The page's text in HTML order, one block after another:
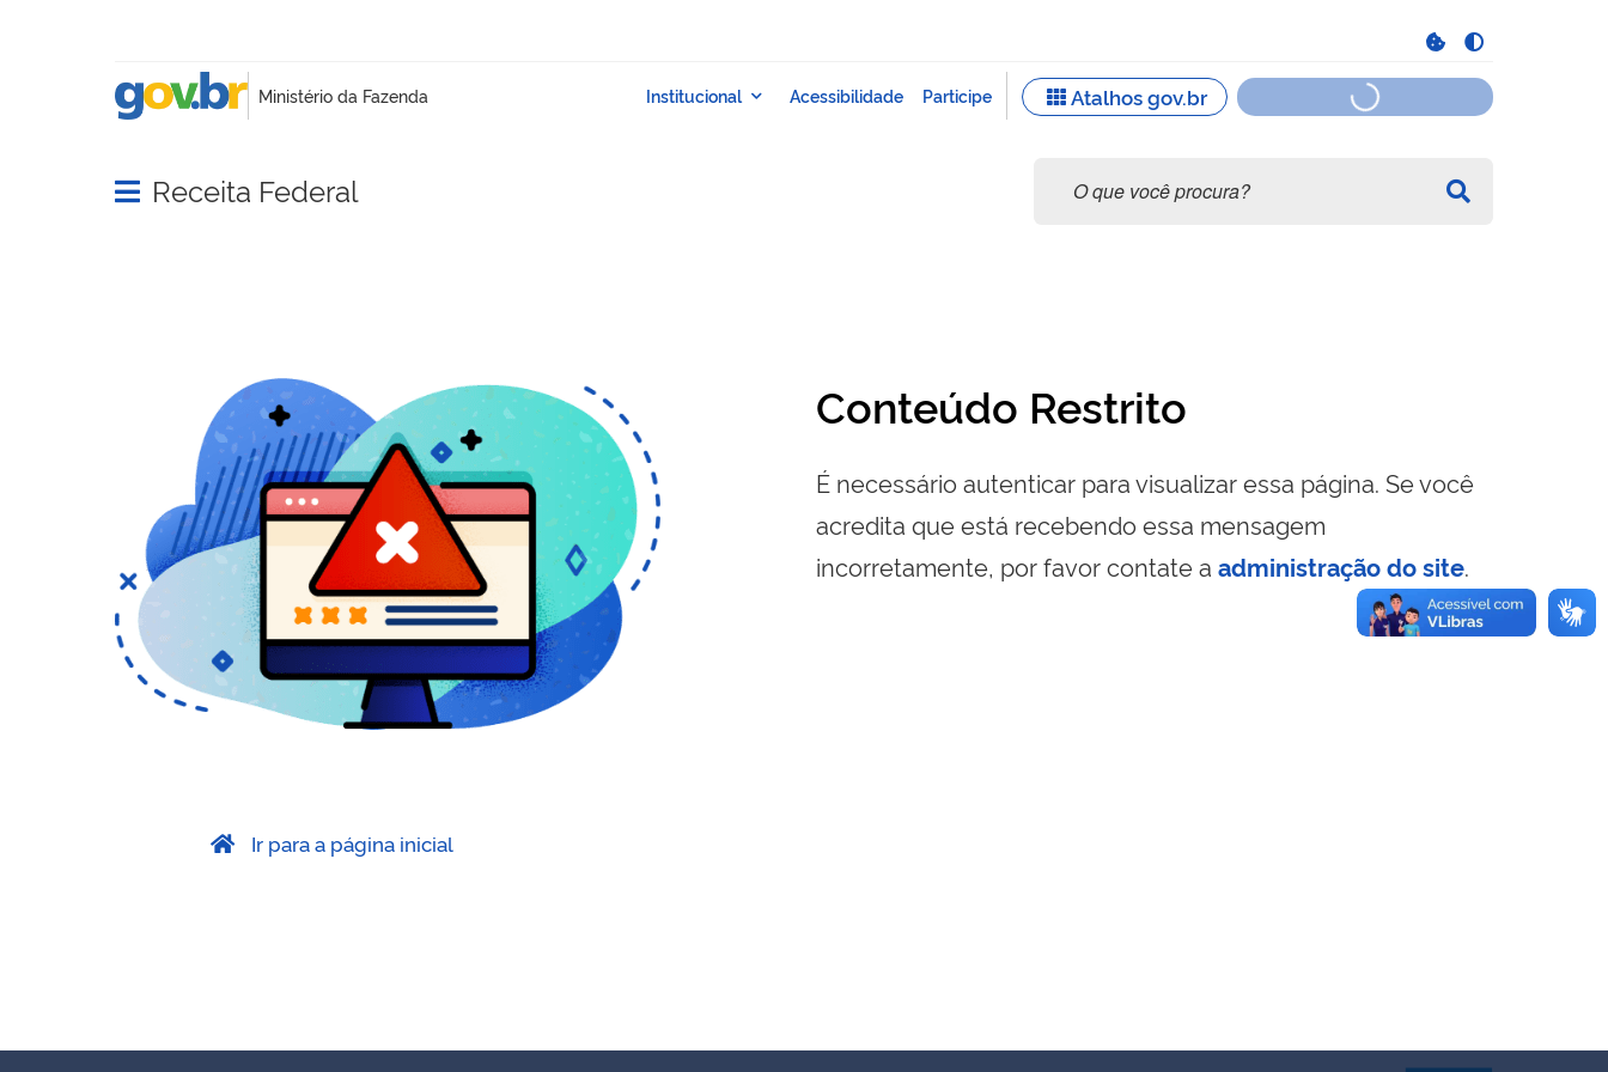
Abrir menu principal de navegação
Receita Federal
Conteúdo Restrito
É necessário autenticar para visualizar essa página. Se você
acredita que está recebendo essa mensagem
incorretamente, por favor contate a administração do site.
Ir para a página inicial